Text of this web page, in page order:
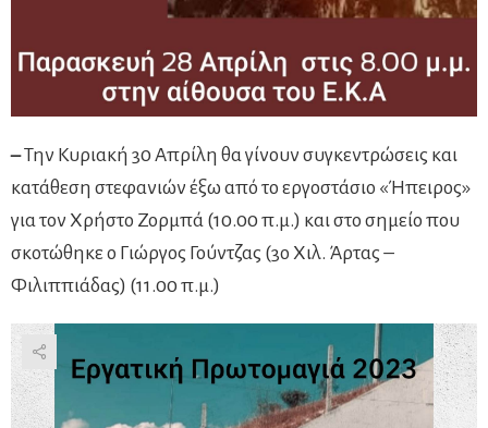
–Την Κυριακή 30 Απρίλη θα γίνουν συγκεντρώσεις και
κατάθεση στεφανιών έξω από το εργοστάσιο «Ήπειρος»
για τον Χρήστο Ζορμπά (10.00 π.μ.) και στο σημείο που
σκοτώθηκε ο Γιώργος Γούντζας (3ο Χιλ. Άρτας –
Φιλιππιάδας) (11.00 π.μ.)